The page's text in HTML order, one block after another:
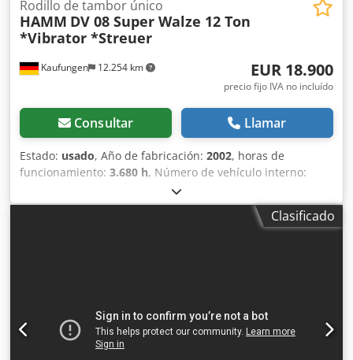
Kaufungen 12.254 km
Rodillo de tambor único
HAMM DV 08 Super Walze 12 Ton
*Vibrator *Streuer
EUR 18.900
precio fijo IVA no incluído
Consultar Llamar
Estado: usado, Año de fabricación: 2002, horas de
funcionamiento: 3.680 h, Número de vehículo interno:
G400103 Disponible inmediatamente en nuestro patio en
Kaufungen. Más información en: * Golec Nutzfahrzeuge
GmbH (alemán, inglés, búlgaro, ruso) * Viktoria Sologubova
protección antivuelco (ROPS) - Calefacción de cabina -
Aislamiento acústico - Sistema de compactación de bordes
y corte - Rueda de corte - Rodillo de compactación de 45°,
Clasificado